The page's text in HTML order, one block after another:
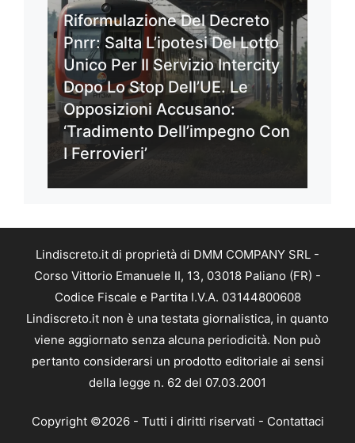
Riformulazione Del Decreto
Pnrr: Salta L’ipotesi Del Lotto
Unico Per Il Servizio Intercity
Dopo Lo Stop Dell’UE. Le
Opposizioni Accusano:
‘Tradimento Dell’impegno Con
I Ferrovieri’
Lindiscreto.it di proprietà di DMM COMPANY SRL -
Corso Vittorio Emanuele II, 13, 03018 Paliano (FR) -
Codice Fiscale e Partita I.V.A. 03144800608
Lindiscreto.it non è una testata giornalistica, in quanto
viene aggiornato senza alcuna periodicità. Non può
pertanto considerarsi un prodotto editoriale ai sensi
della legge n. 62 del 07.03.2001
Copyright ©2026 - Tutti i diritti riservati - Contattaci